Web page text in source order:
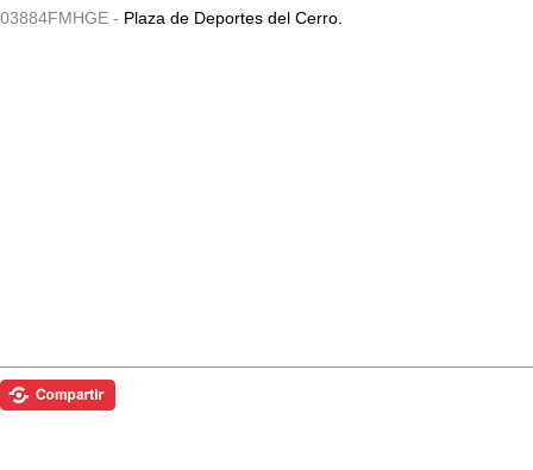
03884FMHGE - Plaza de Deportes del Cerro.